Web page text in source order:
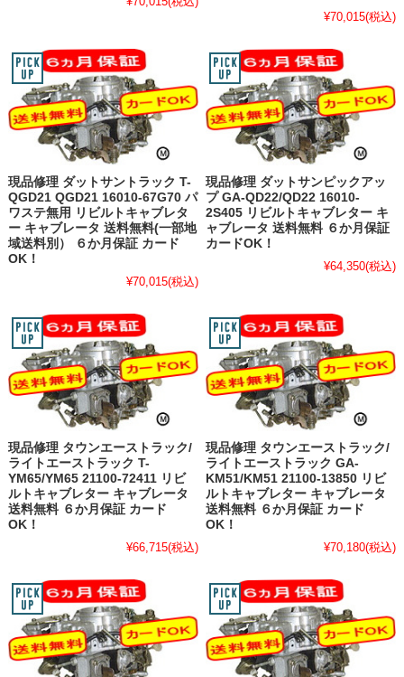
¥70,015(税込)
現品修理 ダットサントラック T-
QGD21 QGD21 16010-67G70 パ
ワステ無用 リビルトキャブレタ
ー キャブレータ 送料無料(一部地
域送料別） ６か月保証 カード
OK！
¥70,015(税込)
現品修理 ダットサンピックアッ
プ GA-QD22/QD22 16010-
2S405 リビルトキャブレター キ
ャブレータ 送料無料 ６か月保証
カードOK！
¥64,350(税込)
現品修理 タウンエーストラック/
ライトエーストラック T-
YM65/YM65 21100-72411 リビ
ルトキャブレター キャブレータ
送料無料 ６か月保証 カード
OK！
¥66,715(税込)
現品修理 タウンエーストラック/
ライトエーストラック GA-
KM51/KM51 21100-13850 リビ
ルトキャブレター キャブレータ
送料無料 ６か月保証 カード
OK！
¥70,180(税込)